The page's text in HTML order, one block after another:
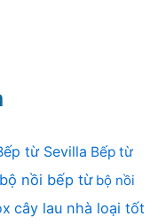
từ Sevilla Bếp từ
bộ nồi bếp từ bộ nồi
cây lau nhà loại tốt